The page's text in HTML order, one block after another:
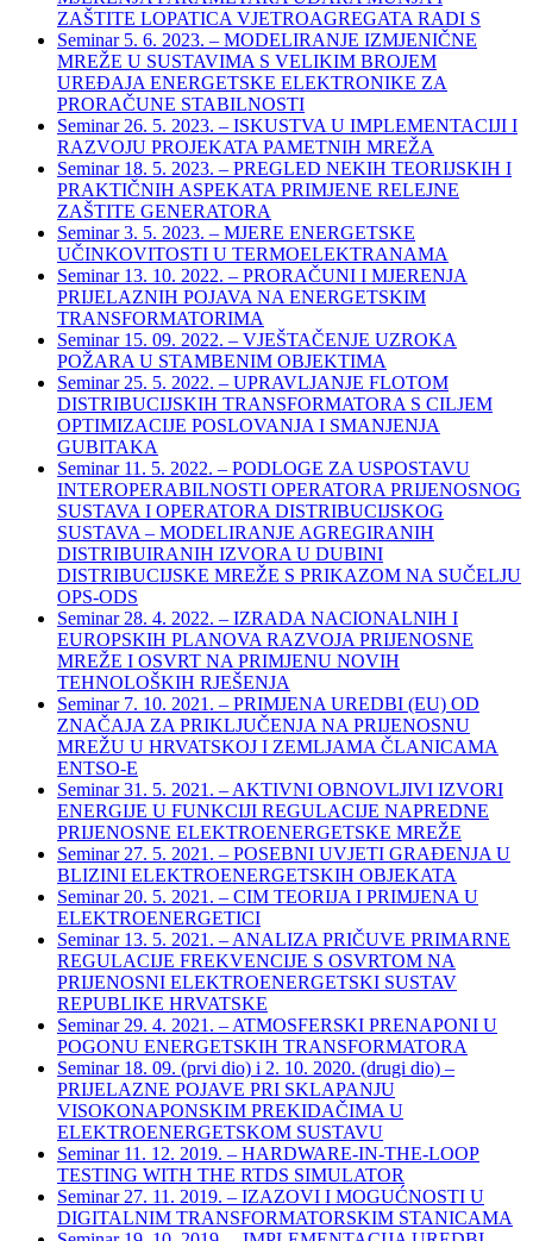
ZAŠTITE LOPATICA VJETROAGREGATA RADI S
Seminar 5. 6. 2023. – MODELIRANJE IZMJENIČNE
MREŽE U SUSTAVIMA S VELIKIM BROJEM
UREĐAJA ENERGETSKE ELEKTRONIKE ZA
PRORAČUNE STABILNOSTI
Seminar 26. 5. 2023. – ISKUSTVA U IMPLEMENTACIJI I
RAZVOJU PROJEKATA PAMETNIH MREŽA
Seminar 18. 5. 2023. – PREGLED NEKIH TEORIJSKIH I
PRAKTIČNIH ASPEKATA PRIMJENE RELEJNE
ZAŠTITE GENERATORA
Seminar 3. 5. 2023. – MJERE ENERGETSKE
UČINKOVITOSTI U TERMOELEKTRANAMA
Seminar 13. 10. 2022. – PRORAČUNI I MJERENJA
PRIJELAZNIH POJAVA NA ENERGETSKIM
TRANSFORMATORIMA
Seminar 15. 09. 2022. – VJEŠTAČENJE UZROKA
POŽARA U STAMBENIM OBJEKTIMA
Seminar 25. 5. 2022. – UPRAVLJANJE FLOTOM
DISTRIBUCIJSKIH TRANSFORMATORA S CILJEM
OPTIMIZACIJE POSLOVANJA I SMANJENJA
GUBITAKA
Seminar 11. 5. 2022. – PODLOGE ZA USPOSTAVU
INTEROPERABILNOSTI OPERATORA PRIJENOSNOG
SUSTAVA I OPERATORA DISTRIBUCIJSKOG
SUSTAVA – MODELIRANJE AGREGIRANIH
DISTRIBUIRANIH IZVORA U DUBINI
DISTRIBUCIJSKE MREŽE S PRIKAZOM NA SUČELJU
OPS-ODS
Seminar 28. 4. 2022. – IZRADA NACIONALNIH I
EUROPSKIH PLANOVA RAZVOJA PRIJENOSNE
MREŽE I OSVRT NA PRIMJENU NOVIH
TEHNOLOŠKIH RJEŠENJA
Seminar 7. 10. 2021. – PRIMJENA UREDBI (EU) OD
ZNAČAJA ZA PRIKLJUČENJA NA PRIJENOSNU
MREŽU U HRVATSKOJ I ZEMLJAMA ČLANICAMA
ENTSO-E
Seminar 31. 5. 2021. – AKTIVNI OBNOVLJIVI IZVORI
ENERGIJE U FUNKCIJI REGULACIJE NAPREDNE
PRIJENOSNE ELEKTROENERGETSKE MREŽE
Seminar 27. 5. 2021. – POSEBNI UVJETI GRAĐENJA U
BLIZINI ELEKTROENERGETSKIH OBJEKATA
Seminar 20. 5. 2021. – CIM TEORIJA I PRIMJENA U
ELEKTROENERGETICI
Seminar 13. 5. 2021. – ANALIZA PRIČUVE PRIMARNE
REGULACIJE FREKVENCIJE S OSVRTOM NA
PRIJENOSNI ELEKTROENERGETSKI SUSTAV
REPUBLIKE HRVATSKE
Seminar 29. 4. 2021. – ATMOSFERSKI PRENAPONI U
POGONU ENERGETSKIH TRANSFORMATORA
Seminar 18. 09. (prvi dio) i 2. 10. 2020. (drugi dio) –
PRIJELAZNE POJAVE PRI SKLAPANJU
VISOKONAPONSKIM PREKIDAČIMA U
ELEKTROENERGETSKOM SUSTAVU
Seminar 11. 12. 2019. – HARDWARE-IN-THE-LOOP
TESTING WITH THE RTDS SIMULATOR
Seminar 27. 11. 2019. – IZAZOVI I MOGUĆNOSTI U
DIGITALNIM TRANSFORMATORSKIM STANICAMA